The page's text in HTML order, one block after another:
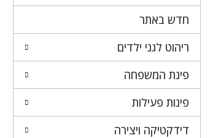
חדש באתר
ריהוט לגני ילדים
פינת המשפחה
פינות פעילות
דידקטיקה ויצירה